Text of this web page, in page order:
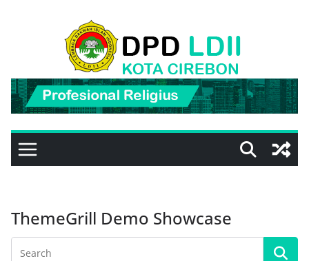
ThemeGrill Demo Showcase